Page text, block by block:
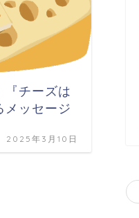
『チーズは
メッセージ
2025年3月10日